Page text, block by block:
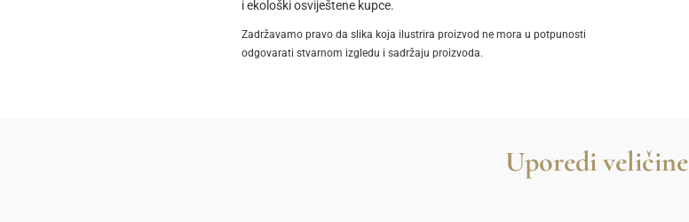
i ekološki osviještene kupce.
Zadržavamo pravo da slika koja ilustrira proizvod ne mora u potpunosti
odgovarati stvarnom izgledu i sadržaju proizvoda.
Uporedi veličine